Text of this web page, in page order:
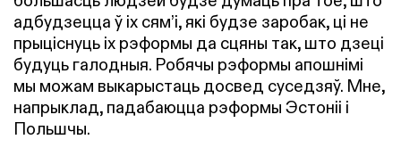
адбудзецца ў іх сям’і, які будзе заробак, ці не
прыціснуць іх рэформы да сцяны так, што дзеці
будуць галодныя. Робячы рэформы апошнімі
мы можам выкарыстаць досвед суседзяў. Мне,
напрыклад, падабаюцца рэформы Эстоніі і
Польшчы.